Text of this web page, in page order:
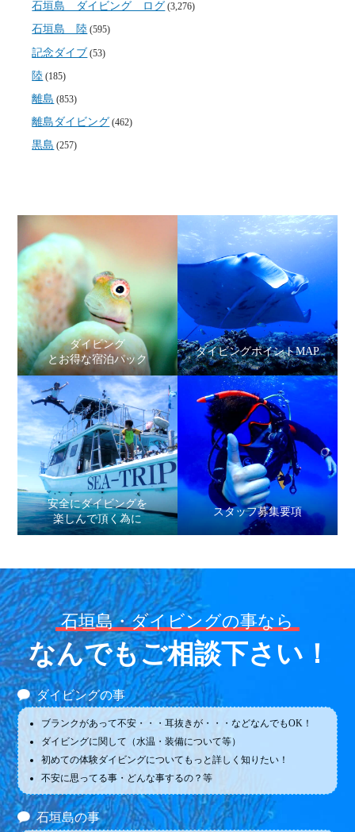
石垣島 ダイビング ログ (3,276)
石垣島 陸 (595)
記念ダイブ (53)
陸 (185)
離島 (853)
離島ダイビング (462)
黒島 (257)
ダイビング
とお得な宿泊パック
ダイビングポイントMAP
安全にダイビングを
楽しんで頂く為に
スタッフ募集要項
石垣島・ダイビングの事なら
なんでもご相談下さい！
ダイビングの事
ブランクがあって不安・・・耳抜きが・・・などなんでもOK！
ダイビングに関して（水温・装備について等）
初めての体験ダイビングについてもっと詳しく知りたい！
不安に思ってる事・どんな事するの？等
石垣島の事